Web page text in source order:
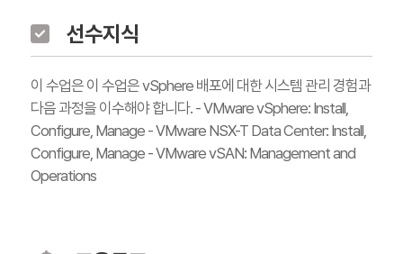
선수지식
이 수업은 이 수업은 vSphere 배포에 대한 시스템 관리 경험과
다음 과정을 이수해야 합니다. - VMware vSphere: Install,
Configure, Manage - VMware NSX-T Data Center: Install,
Configure, Manage - VMware vSAN: Management and
Operations